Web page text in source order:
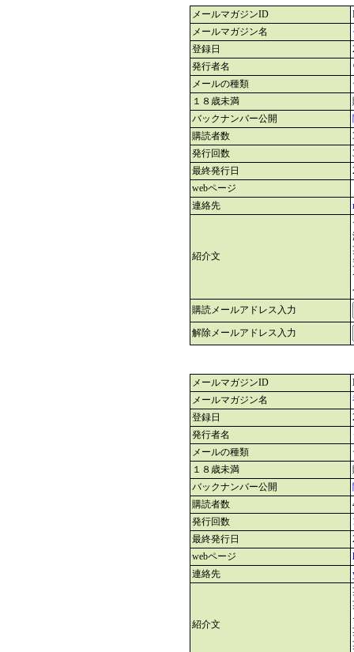
メールマガジンID
メールマガジン名
登録日
発行者名
メールの種類
１８歳未満
バックナンバー公開
購読者数
発行回数
最終発行日
webページ
連絡先
紹介文
購読メールアドレス入力
解除メールアドレス入力
メールマガジンID
メールマガジン名
登録日
発行者名
メールの種類
１８歳未満
バックナンバー公開
購読者数
発行回数
最終発行日
webページ
連絡先
紹介文